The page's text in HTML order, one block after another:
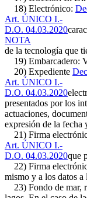
18) Electrónico:
Art. ÚNICO I.-
D.O. 04.03.2020
NOTA
de la tecnología que
19) Embarcadero:
20) Expediente
Art. ÚNICO I.-
D.O. 04.03.2020
presentados por los
actuaciones,
expresión de la fecha
21) Firma
Art. ÚNICO I.-
D.O. 04.03.2020que
22) Firma
mismo y a los datos
23) Fondo de mar,